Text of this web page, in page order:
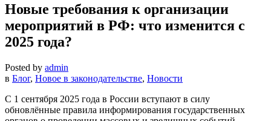
Новые требования к организации
мероприятий в РФ: что изменится с
2025 года?
Posted by admin
в Блог, Новое в законодательстве, Новости
С 1 сентября 2025 года в России вступают в силу
обновлённые правила информирования государственных